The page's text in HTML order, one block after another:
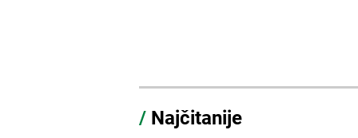
/ Najčitanije